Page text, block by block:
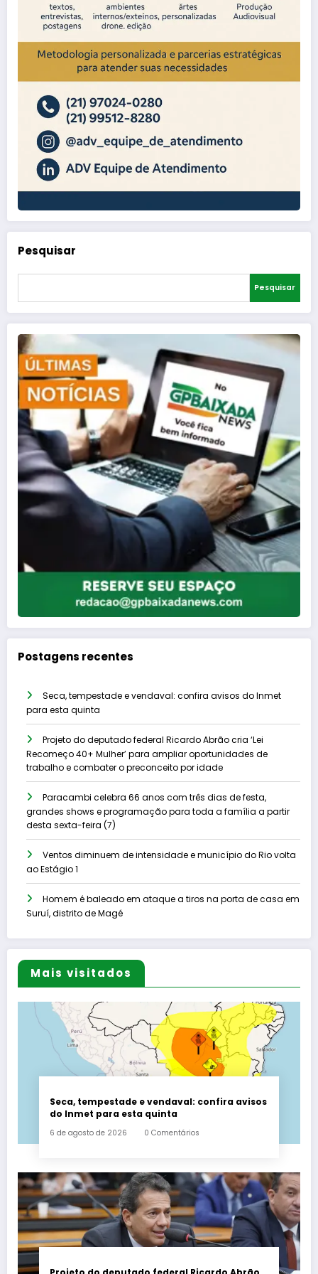
Pesquisar
Pesquisar
Postagens recentes
Seca, tempestade e vendaval: confira avisos do Inmet
para esta quinta
Projeto do deputado federal Ricardo Abrão cria ‘Lei
Recomeço 40+ Mulher’ para ampliar oportunidades de
trabalho e combater o preconceito por idade
Paracambi celebra 66 anos com três dias de festa,
grandes shows e programação para toda a família a partir
desta sexta-feira (7)
Ventos diminuem de intensidade e município do Rio volta
ao Estágio 1
Homem é baleado em ataque a tiros na porta de casa em
Suruí, distrito de Magé
Mais visitados
Seca, tempestade e vendaval: confira avisos
do Inmet para esta quinta
6 de agosto de 2026 0 Comentários